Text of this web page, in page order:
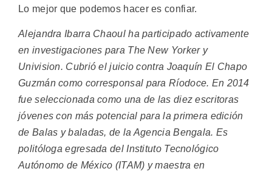
Lo mejor que podemos hacer es confiar.
Alejandra Ibarra Chaoul ha participado activamente
en investigaciones para The New Yorker y
Univision. Cubrió el juicio contra Joaquín El Chapo
Guzmán como corresponsal para Ríodoce. En 2014
fue seleccionada como una de las diez escritoras
jóvenes con más potencial para la primera edición
de Balas y baladas, de la Agencia Bengala. Es
politóloga egresada del Instituto Tecnológico
Autónomo de México (ITAM) y maestra en